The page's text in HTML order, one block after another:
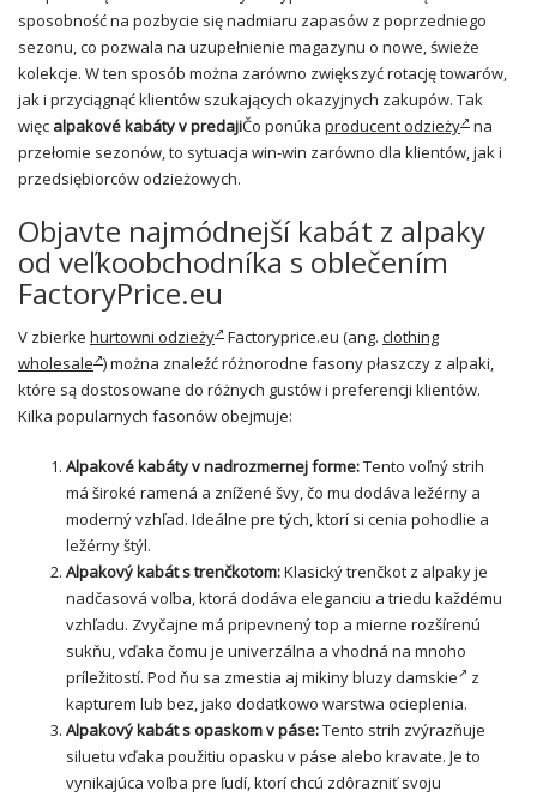
sposobność na pozbycie się nadmiaru zapasów z poprzedniego
sezonu, co pozwala na uzupełnienie magazynu o nowe, świeże
kolekcje. W ten sposób można zarówno zwiększyć rotację towarów,
jak i przyciągnąć klientów szukających okazyjnych zakupów. Tak
więc alpakové kabáty v predajiČo ponúka producent odzieży
na
przełomie sezonów, to sytuacja win-win zarówno dla klientów, jak i
przedsiębiorców odzieżowych.
Objavte najmódnejší kabát z alpaky
od veľkoobchodníka s oblečením
FactoryPrice.eu
V zbierke hurtowni odzieży Factoryprice.eu (ang. clothing
wholesale ) można znaleźć różnorodne fasony płaszczy z alpaki,
które są dostosowane do różnych gustów i preferencji klientów.
Kilka popularnych fasonów obejmuje:
Alpakové kabáty v nadrozmernej forme:Tento voľný strih
má široké ramená a znížené švy, čo mu dodáva ležérny a
moderný vzhľad. Ideálne pre tých, ktorí si cenia pohodlie a
ležérny štýl.
Alpakový kabát s trenčkotom:Klasický trenčkot z alpaky je
nadčasová voľba, ktorá dodáva eleganciu a triedu každému
vzhľadu. Zvyčajne má pripevnený top a mierne rozšírenú
sukňu, vďaka čomu je univerzálna a vhodná na mnoho
príležitostí. Pod ňu sa zmestia aj mikinybluzy damskie
z
kapturem lub bez, jako dodatkowo warstwa ocieplenia.
Alpakový kabát s opaskom v páse:Tento strih zvýrazňuje
siluetu vďaka použitiu opasku v páse alebo kravate. Je to
vynikajúca voľba pre ľudí, ktorí chcú zdôrazniť svoju